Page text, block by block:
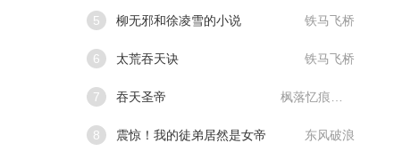
5 柳无邪和徐凌雪的小说 铁马飞桥
6 太荒吞天诀 铁马飞桥
7 吞天圣帝
8 震惊！我的徒弟居然是女帝 东风破浪